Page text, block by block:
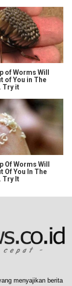
of Worms Will
of You in The
Try it
Of Worms Will
Of You In The
Try It
menyajikan berita